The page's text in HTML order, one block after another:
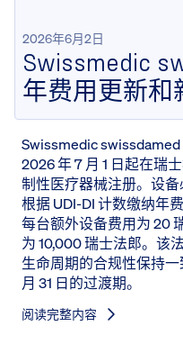
2026年6月2日
Swissmedic
年费用更新和
Swissmedic
2026 年 7 月 1 日起在瑞
制性医疗器械注册。设
根据 UDI-DI 计数缴纳年
每台额外设备费用为 20
为 10,000 瑞士法郎。该
生命周期的合规性保持
月 31 日的过渡期。
阅读完整内容